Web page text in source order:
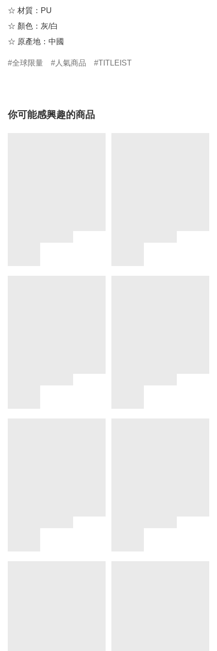
☆ 材質：PU
☆ 顏色：灰/白
☆ 原產地：中國
全球限量 人氣商品 TITLEIST
你可能感興趣的商品